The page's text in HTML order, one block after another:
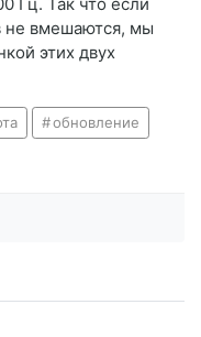
Гц. Так что если
не вмешаются, мы
этих двух
обновление